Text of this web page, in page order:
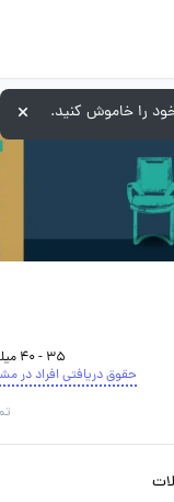
35 - 40 میلیون تومان
حقوق دریافتی افراد در